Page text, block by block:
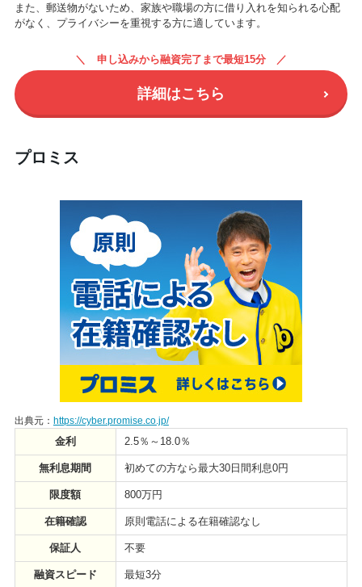
また、郵送物がないため、家族や職場の方に借り入れを知られる心配
がなく、プライバシーを重視する方に適しています。
申し込みから融資完了まで最短15分
詳細はこちら
プロミス
出典元： https://cyber.promise.co.jp/
金利 2.5％～18.0％
無利息期間 初めての方なら最大30日間利息0円
限度額 800万円
在籍確認 原則電話による在籍確認なし
保証人 不要
融資スピード 最短3分